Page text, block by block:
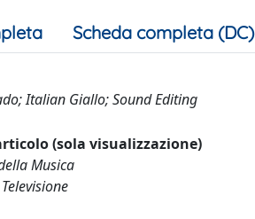
Scheda completa (DC)
Italian Giallo; Sound Editing
(sola visualizzazione)
Musica